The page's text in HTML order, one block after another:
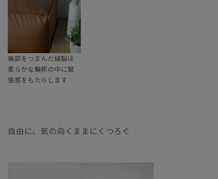
端部をつまんだ縫製は
柔らかな輪郭の中に緊
張感をもたらします
自由に、気の向くままにくつろぐ